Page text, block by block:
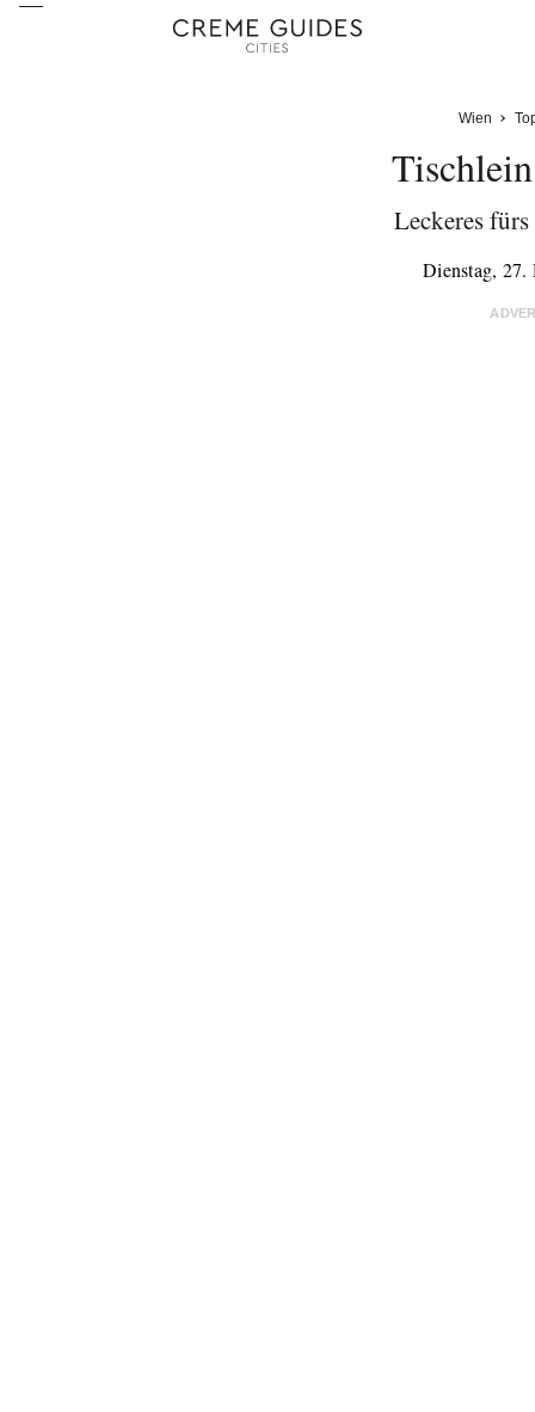
Wien
Leckeres
Dienstag, 27.